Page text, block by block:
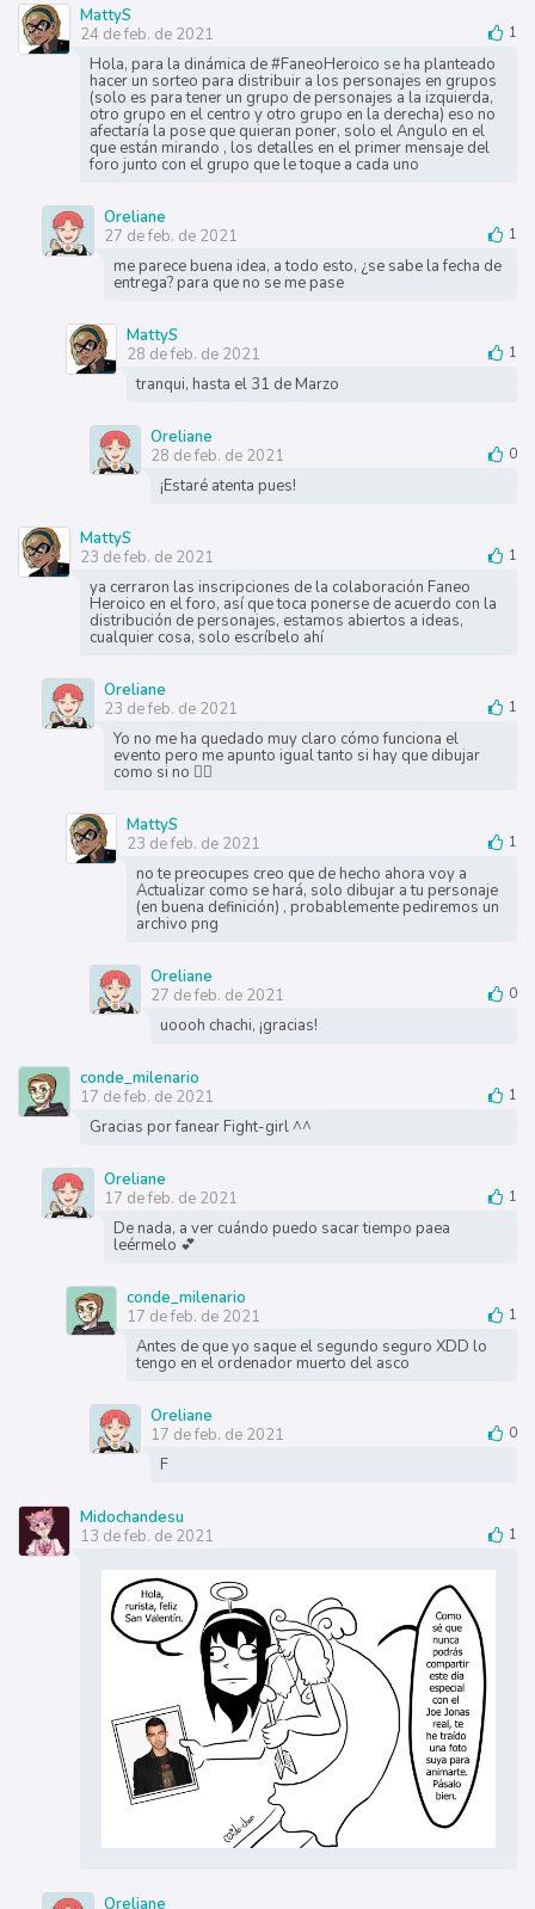
MattyS
24 de feb. de 2021
1
Hola, para la dinámica de #FaneoHeroico se ha planteado
hacer un sorteo para distribuir a los personajes en grupos
(solo es para tener un grupo de personajes a la izquierda,
otro grupo en el centro y otro grupo en la derecha) eso no
afectaría la pose que quieran poner, solo el Angulo en el
que están mirando , los detalles en el primer mensaje del
foro junto con el grupo que le toque a cada uno
Oreliane
27 de feb. de 2021
1
me parece buena idea, a todo esto, ¿se sabe la fecha de
entrega? para que no se me pase
MattyS
28 de feb. de 2021
1
tranqui, hasta el 31 de Marzo
Oreliane
28 de feb. de 2021
0
¡Estaré atenta pues!
MattyS
23 de feb. de 2021
1
ya cerraron las inscripciones de la colaboración Faneo
Heroico en el foro, así que toca ponerse de acuerdo con la
distribución de personajes, estamos abiertos a ideas,
cualquier cosa, solo escríbelo ahí
Oreliane
23 de feb. de 2021
1
Yo no me ha quedado muy claro cómo funciona el
evento pero me apunto igual tanto si hay que dibujar
como si no 👌🏻
MattyS
23 de feb. de 2021
1
no te preocupes creo que de hecho ahora voy a
Actualizar como se hará, solo dibujar a tu personaje
(en buena definición) , probablemente pediremos un
archivo png
Oreliane
27 de feb. de 2021
0
uoooh chachi, ¡gracias!
conde_milenario
17 de feb. de 2021
1
Gracias por fanear Fight-girl ^^
Oreliane
17 de feb. de 2021
1
De nada, a ver cuándo puedo sacar tiempo paea
leérmelo 💕
conde_milenario
17 de feb. de 2021
1
Antes de que yo saque el segundo seguro XDD lo
tengo en el ordenador muerto del asco
Oreliane
17 de feb. de 2021
0
F
Midochandesu
13 de feb. de 2021
1
Oreliane